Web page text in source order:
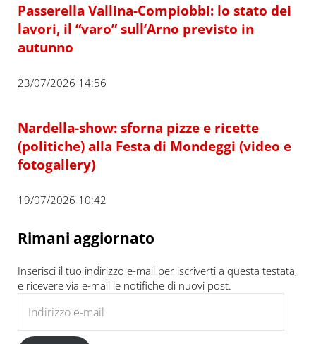
Passerella Vallina-Compiobbi: lo stato dei
lavori, il “varo” sull’Arno previsto in
autunno
23/07/2026 14:56
Nardella-show: sforna pizze e ricette
(politiche) alla Festa di Mondeggi (video e
fotogallery)
19/07/2026 10:42
Rimani aggiornato
Inserisci il tuo indirizzo e-mail per iscriverti a questa testata,
e ricevere via e-mail le notifiche di nuovi post.